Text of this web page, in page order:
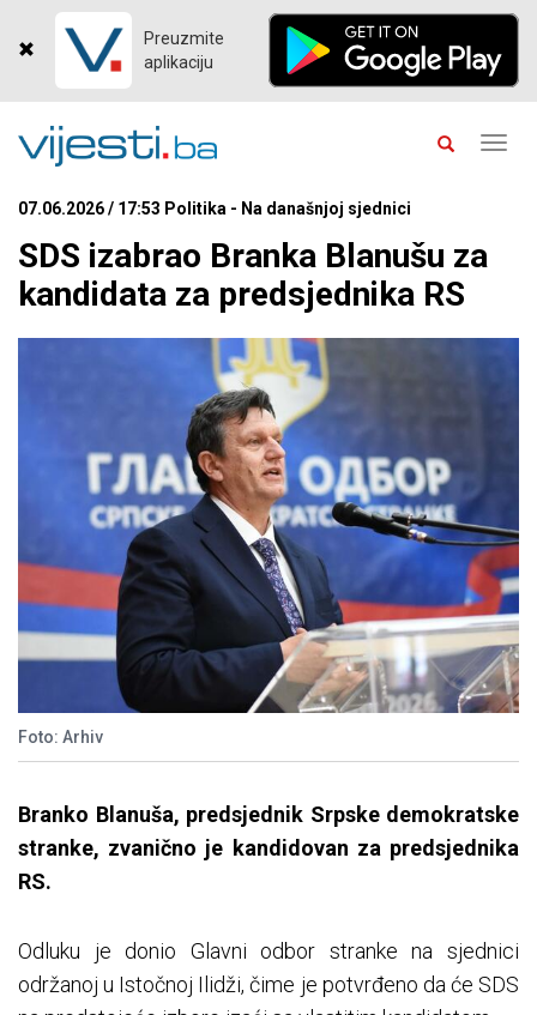
Preuzmite
aplikaciju
07.06.2026 / 17:53 Politika - Na današnjoj sjednici
SDS izabrao Branka Blanušu za
kandidata za predsjednika RS
Foto: Arhiv
Branko Blanuša, predsjednik Srpske demokratske
stranke, zvanično je kandidovan za predsjednika
RS.
Odluku je donio Glavni odbor stranke na sjednici
održanoj u Istočnoj Ilidži, čime je potvrđeno da će SDS